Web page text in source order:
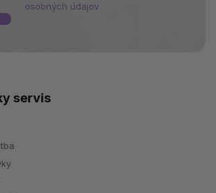
osobných údajov
servis